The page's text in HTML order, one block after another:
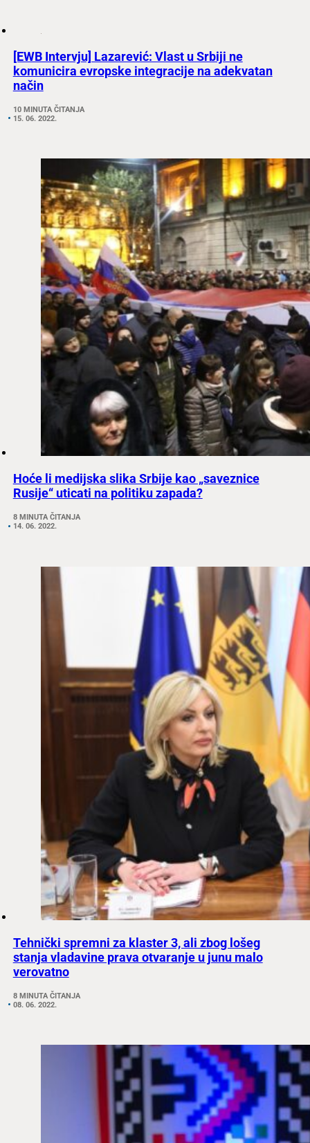
[EWB Intervju] Lazarević: Vlast u Srbiji ne
komunicira evropske integracije na adekvatan
način
10 MINUTA ČITANJA
15. 06. 2022.
Hoće li medijska slika Srbije kao „saveznice
Rusije“ uticati na politiku zapada?
8 MINUTA ČITANJA
14. 06. 2022.
Tehnički spremni za klaster 3, ali zbog lošeg
stanja vladavine prava otvaranje u junu malo
verovatno
8 MINUTA ČITANJA
08. 06. 2022.